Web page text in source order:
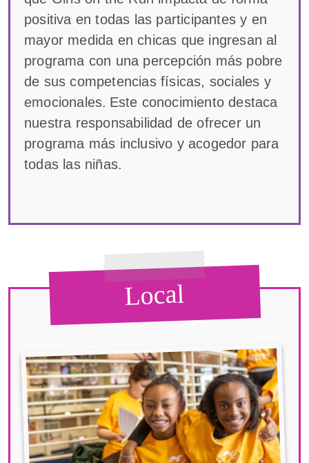
positiva en todas las participantes y en
mayor medida en chicas que ingresan al
programa con una percepción más pobre
de sus competencias físicas, sociales y
emocionales. Este conocimiento destaca
nuestra responsabilidad de ofrecer un
programa más inclusivo y acogedor para
todas las niñas.
Local